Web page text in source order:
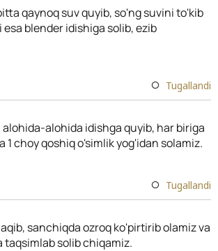
qaynoq suv quyib, so'ng suvini to'kib
blender idishiga solib, ezib
Tugallandi
alohida idishga quyib, har biriga
1 choy qoshiq o'simlik yog'idan solamiz.
Tugallandi
sanchiqda ozroq ko'pirtirib olamiz va
solib chiqamiz.